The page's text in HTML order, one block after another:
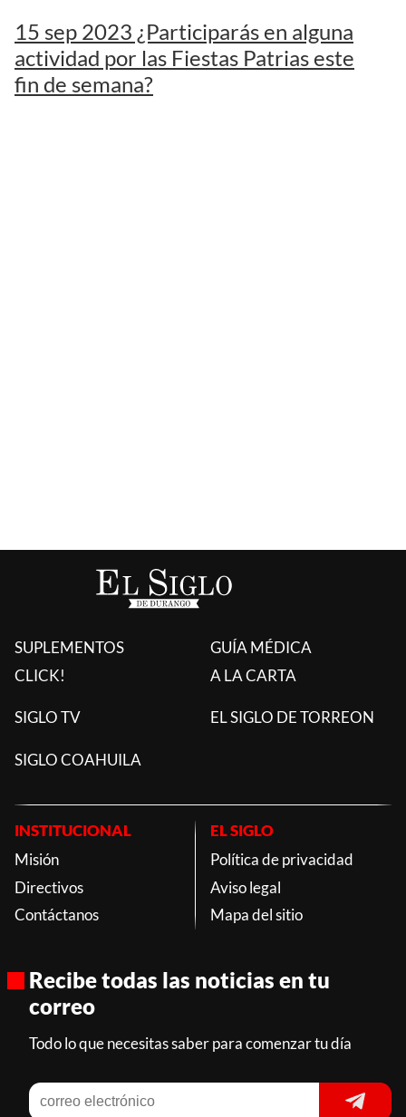
15 sep 2023 ¿Participarás en alguna
actividad por las Fiestas Patrias este
fin de semana?
SUPLEMENTOS
CLICK!
GUÍA MÉDICA
A LA CARTA
SIGLO TV EL SIGLO DE TORREON
SIGLO COAHUILA
INSTITUCIONAL
Misión
Directivos
Contáctanos
EL SIGLO
Política de privacidad
Aviso legal
Mapa del sitio
Recibe todas las noticias en tu
correo
Todo lo que necesitas saber para comenzar tu día